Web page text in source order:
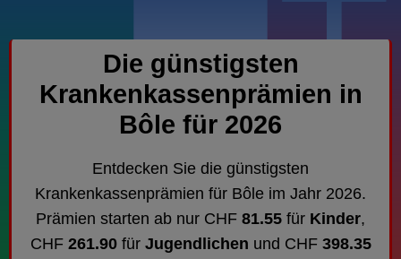
Die günstigsten
Krankenkassenprämien in
Bôle für 2026
Entdecken Sie die günstigsten
Krankenkassenprämien für Bôle im Jahr 2026.
Prämien starten ab nur CHF 81.55 für Kinder,
CHF 261.90für Jugendlichen und CHF 398.35